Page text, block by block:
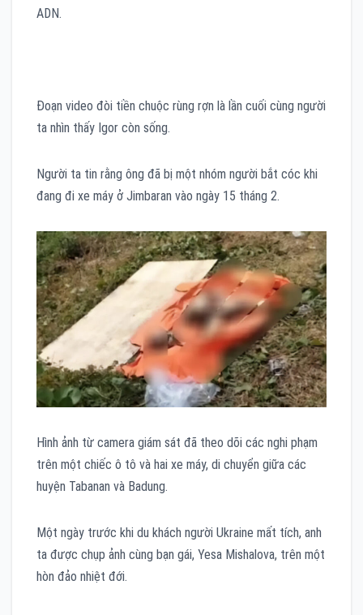
ADN.
Đoạn video đòi tiền chuộc rùng rợn là lần cuối cùng người
ta nhìn thấy Igor còn sống.
Người ta tin rằng ông đã bị một nhóm người bắt cóc khi
đang đi xe máy ở Jimbaran vào ngày 15 tháng 2.
Hình ảnh từ camera giám sát đã theo dõi các nghi phạm
trên một chiếc ô tô và hai xe máy, di chuyển giữa các
huyện Tabanan và Badung.
Một ngày trước khi du khách người Ukraine mất tích, anh
ta được chụp ảnh cùng bạn gái, Yesa Mishalova, trên một
hòn đảo nhiệt đới.